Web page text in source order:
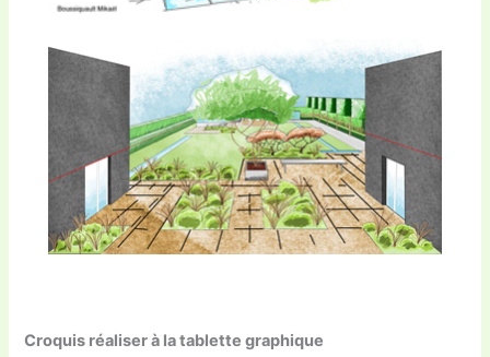
Croquis réaliser à la tablette graphique